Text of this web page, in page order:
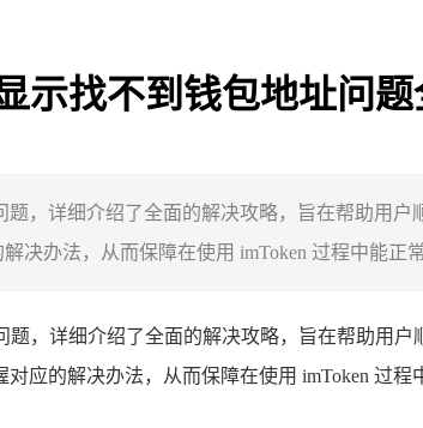
示找不到钱包地址问
，详细介绍了全面的解决攻略，旨在帮助用
决办法，从而保障在使用 imToken 过程中能正
题，详细介绍了全面的解决攻略，旨在帮助用
应的解决办法，从而保障在使用 imToken 过